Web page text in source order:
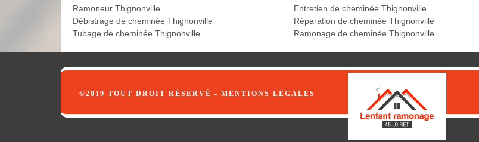
Ramoneur Thignonville
Débistrage de cheminée Thignonville
Tubage de cheminée Thignonville
Entretien de cheminée Thignonville
Réparation de cheminée Thignonville
Ramonage de cheminée Thignonville
©2019 TOUT DROIT RÉSERVÉ - MENTIONS LÉGALES